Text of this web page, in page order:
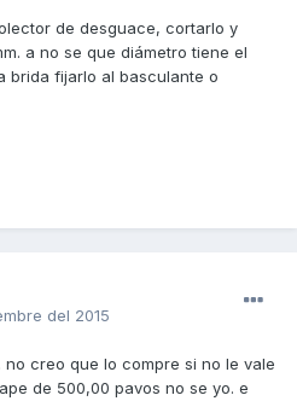
de desguace, cortarlo y
a no se que diámetro tiene el
brida fijarlo al basculante o
del 2015
creo que lo compre si no le vale
de 500,00 pavos no se yo. e